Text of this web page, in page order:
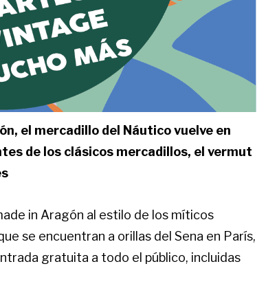
el mercadillo del Náutico vuelve en
de los clásicos mercadillos, el vermut
in Aragón al estilo de los míticos
se encuentran a orillas del Sena en París,
gratuita a todo el público, incluidas